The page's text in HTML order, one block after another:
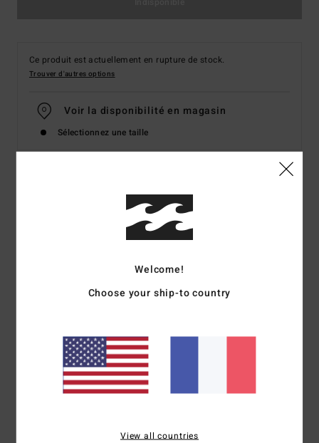
Ce produit est actuellement en rupture de stock.
Trouver d'autres options
Voir la disponibilité en magasin
Sélectionnez une taille
Details & caractéristiques
Haut tube Multi Femme
Caractéristiques
Matière :coton
Encolure :Modèle bandeau
Système de fermeture :pas de système fermeture
Welcome!
Choose your ship-to country
View all countries